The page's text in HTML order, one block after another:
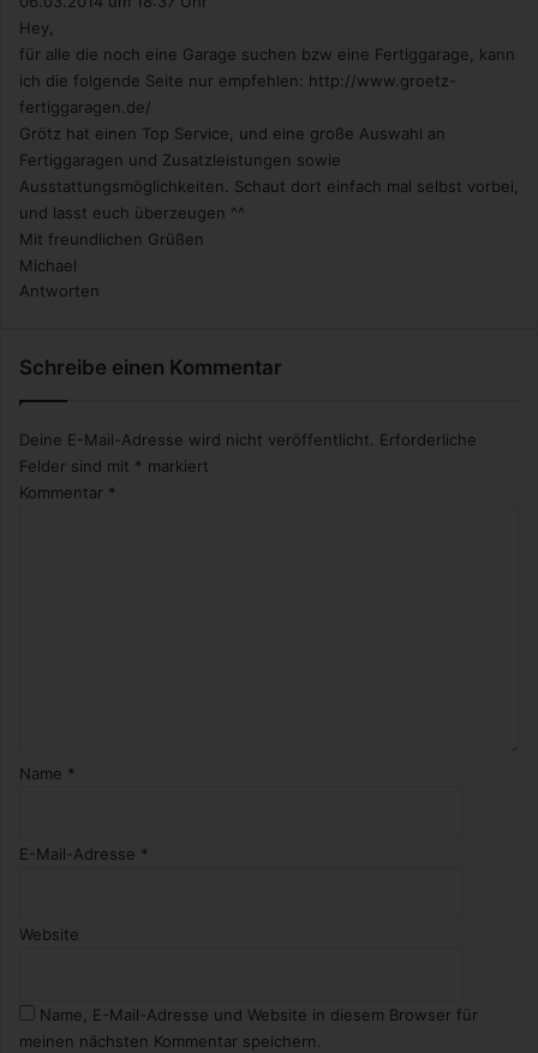
Hey,
für alle die noch eine Garage suchen bzw eine Fertiggarage, kann
ich die folgende Seite nur empfehlen: http://www.groetz-
fertiggaragen.de/
Grötz hat einen Top Service, und eine große Auswahl an
Fertiggaragen und Zusatzleistungen sowie
Ausstattungsmöglichkeiten. Schaut dort einfach mal selbst vorbei,
und lasst euch überzeugen ^^
Mit freundlichen Grüßen
Michael
Antworten
Schreibe einen Kommentar
Deine E-Mail-Adresse wird nicht veröffentlicht. Erforderliche
Felder sind mit * markiert
Kommentar *
Name *
E-Mail-Adresse *
Website
Name, E-Mail-Adresse und Website in diesem Browser für
meinen nächsten Kommentar speichern.